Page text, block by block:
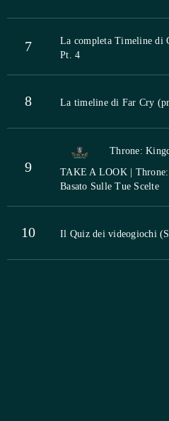
7
La completa Timeline di
Pt. 4
8 La timeline di Far Cry
9
Throne:
TAKE A LOOK |
Basato Sulle Tue Scelte
10 Il Quiz dei videogiochi